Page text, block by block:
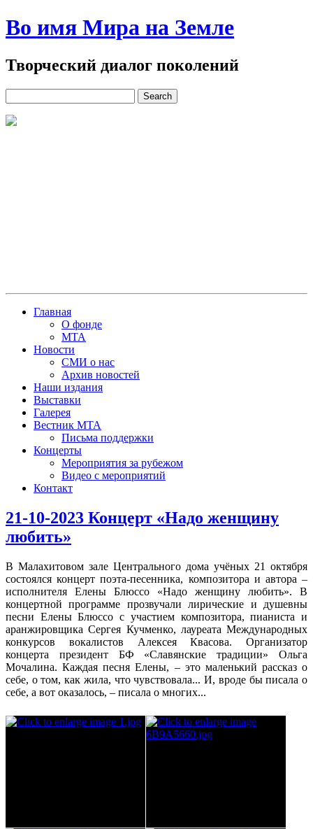
Во имя Мира на Земле
Творческий диалог поколений
Главная
О фонде
МТА
Новости
СМИ о нас
Архив новостей
Наши издания
Выставки
Галерея
Вестник МТА
Письма поддержки
Концерты
Мероприятия за рубежом
Видео с мероприятий
Контакт
21-10-2023 Концерт «Надо женщину
любить»
В Малахитовом зале Центрального дома учёных 21 октября
состоялся концерт поэта-песенника, композитора и автора –
исполнителя Елены Блюссо «Надо женщину любить». В
концертной программе прозвучали лирические и душевны
песни Елены Блюссо с участием композитора, пианиста и
аранжировщика Сергея Кучменко, лауреата Международных
конкурсов вокалистов Алексея Квасова. Организатор
концерта президент БФ «Славянские традиции» Ольга
Мочалина. Каждая песня Елены, – это маленький рассказ о
себе, о том, как жила, что чувствовала... И, вроде бы писала о
себе, а вот оказалось, – писала о многих...